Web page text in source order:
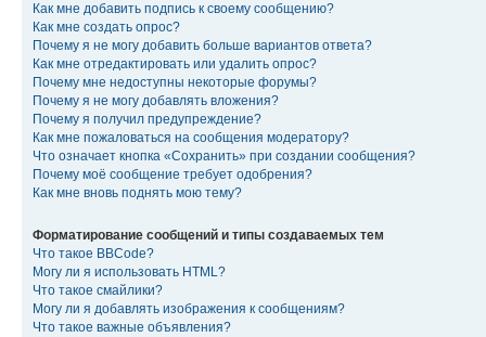
Как мне добавить подпись к своему сообщению?
Как мне создать опрос?
Почему я не могу добавить больше вариантов ответа?
Как мне отредактировать или удалить опрос?
Почему мне недоступны некоторые форумы?
Почему я не могу добавлять вложения?
Почему я получил предупреждение?
Как мне пожаловаться на сообщения модератору?
Что означает кнопка «Сохранить» при создании сообщения?
Почему моё сообщение требует одобрения?
Как мне вновь поднять мою тему?
Форматирование сообщений и типы создаваемых тем
Что такое BBCode?
Могу ли я использовать HTML?
Что такое смайлики?
Могу ли я добавлять изображения к сообщениям?
Что такое важные объявления?